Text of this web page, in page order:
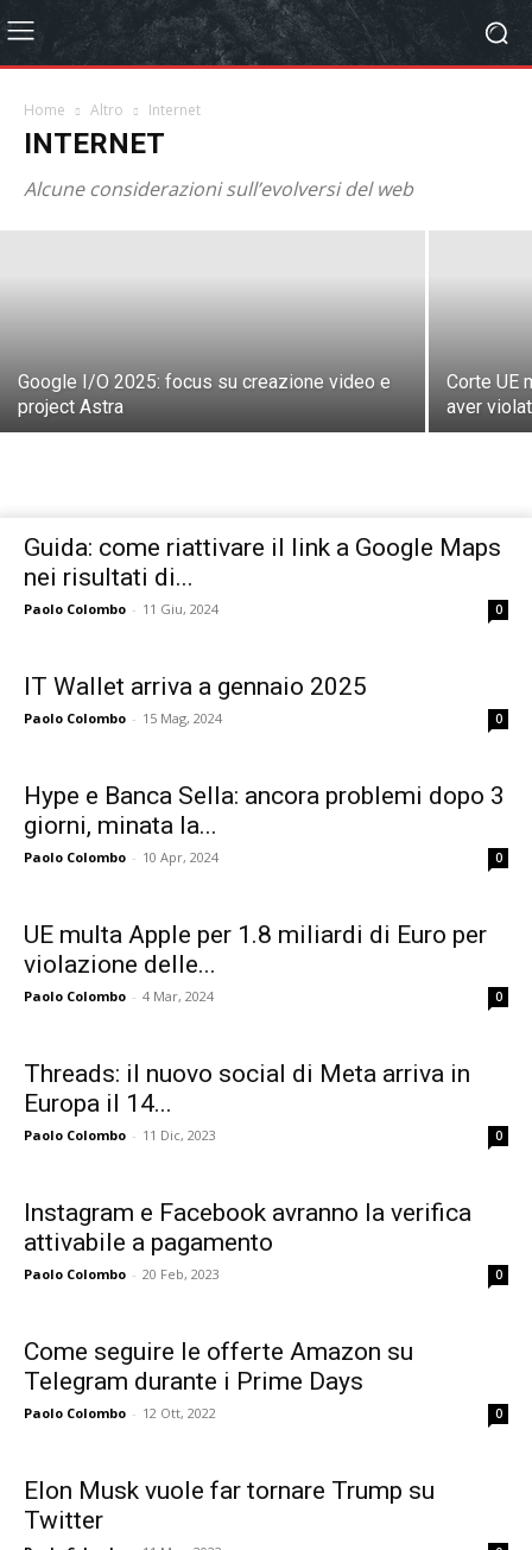
Home Altro Internet
INTERNET
Alcune considerazioni sull’evolversi del web
Arriva la tassa sui piccoli acquisti online
inferiori ai 150 Euro
Paolo Colombo - 14 Feb, 2026
Google I/O 2025: focus su creazione video e
project Astra
Corte UE
aver
Guida: come riattivare il link a Google Maps
nei risultati di...
Paolo Colombo - 11 Giu, 2024 0
IT Wallet arriva a gennaio 2025
Paolo Colombo - 15 Mag, 2024 0
Hype e Banca Sella: ancora problemi dopo 3
giorni, minata la...
Paolo Colombo - 10 Apr, 2024 0
UE multa Apple per 1.8 miliardi di Euro per
violazione delle...
Paolo Colombo - 4 Mar, 2024 0
Threads: il nuovo social di Meta arriva in
Europa il 14...
Paolo Colombo - 11 Dic, 2023 0
Instagram e Facebook avranno la verifica
attivabile a pagamento
Paolo Colombo - 20 Feb, 2023 0
Come seguire le offerte Amazon su
Telegram durante i Prime Days
Paolo Colombo - 12 Ott, 2022 0
Elon Musk vuole far tornare Trump su
Twitter